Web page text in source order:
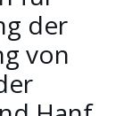
der
von